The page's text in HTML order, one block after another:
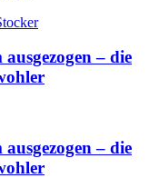
– die
– die